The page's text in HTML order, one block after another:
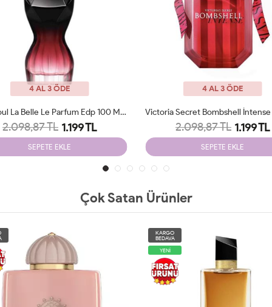
4 AL 3 ÖDE
Victoria Secret Bombshell İntense Edp 100 Ml Tester
2.098,87 TL 1.199 TL
SEPETE EKLE
4 AL 3 ÖDE
2.098,87 TL 1.199 TL
SEPETE EKLE
Çok Satan Ürünler
KARGO
BEDAVA